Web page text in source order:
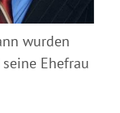
wurden
Ehefrau